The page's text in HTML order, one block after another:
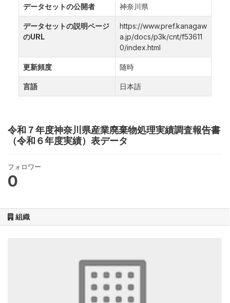
令和７年度神奈川県産業廃棄物処理実績調査報告書
（令和６年度実績）表データ
フォロワー
0
組織
データセットの公開者 神奈川県
データセットの説明ページ
のURL
https://www.pref.kanagaw
a.jp/docs/p3k/cnt/f53611
0/index.html
更新頻度 随時
言語 日本語